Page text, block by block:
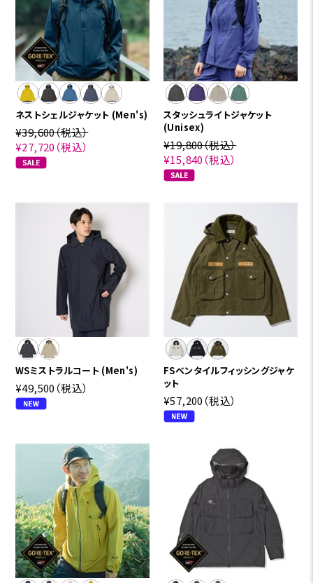
ネストシェルジャケット (Men's)
¥39,600（税込）
¥27,720 （税込）
スタッシュライトジャケット
(Unisex)
¥19,800（税込）
¥15,840 （税込）
WSミストラルコート (Men's)
¥49,500 （税込）
FSベンタイルフィッシングジャケ
ット
¥57,200 （税込）